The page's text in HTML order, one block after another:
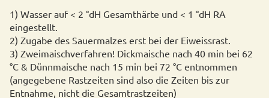
1) Wasser auf < 2 °dH Gesamthärte und < 1 °dH RA
eingestellt.
2) Zugabe des Sauermalzes erst bei der Eiweissrast.
3) Zweimaischverfahren! Dickmaische nach 40 min bei 62
°C & Dünnmaische nach 15 min bei 72 °C entnommen
(angegebene Rastzeiten sind also die Zeiten bis zur
Entnahme, nicht die Gesamtrastzeiten)